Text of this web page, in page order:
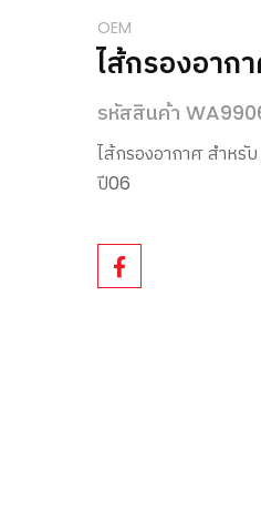
OEM
ไส้กรองอาก
รหัสสินค้า
ไส้กรองอากาศ สำห
ปี06